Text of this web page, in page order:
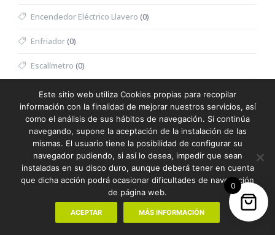
Encendedor Eléctrico Llavero (0)
Enfriador(0)
Escalímetro (0)
Escritura (387)
Escuadra (0)
Espátula Facial (0)
Especiero (0)
Espejo Multifunción
0
Este sitio web utiliza Cookies propias para recopilar
información con la finalidad de mejorar nuestros servicios, así
como el análisis de sus hábitos de navegación. Si continúa
navegando, supone la aceptación de la instalación de las
mismas. El usuario tiene la posibilidad de configurar su
navegador pudiendo, si así lo desea, impedir que sean
instaladas en su disco duro, aunque deberá tener en cuenta
que dicha acción podrá ocasionar dificultades de navegación
de página web.
ACEPTAR MÁS INFORMACIÓN